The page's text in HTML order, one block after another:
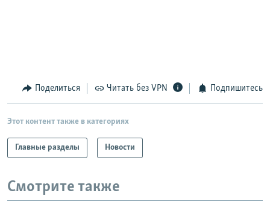
Поделиться Читать без VPN Подпишитесь
Этот контент также в категориях
Главные разделы Новости
Смотрите также